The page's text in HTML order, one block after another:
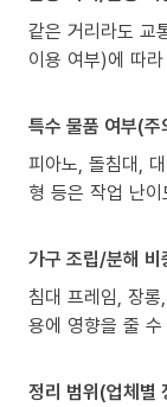
같은 거리라도 교
이용 여부)에 따
특수 물품 여부(
피아노, 돌침대,
형 등은 작업 난
가구 조립/분해 비
침대 프레임, 장
용에 영향을 줄 수
정리 범위(업체별